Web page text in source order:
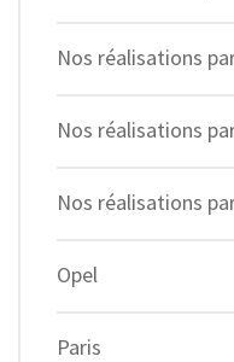
Nos réalisations
Nos réalisations
Nos réalisations
Opel
Paris